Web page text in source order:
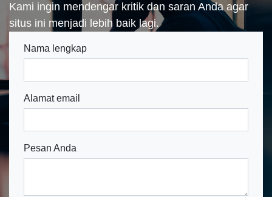
Kami ingin mendengar kritik dan saran Anda agar
situs ini menjadi lebih baik lagi.
Nama lengkap
Alamat email
Pesan Anda